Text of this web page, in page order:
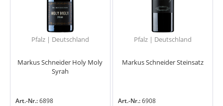
Pfalz | Deutschland
Markus Schneider Holy Moly
Syrah
Art.-Nr.:6898
Pfalz | Deutschland
Markus Schneider Steinsatz
Art.-Nr.:6908